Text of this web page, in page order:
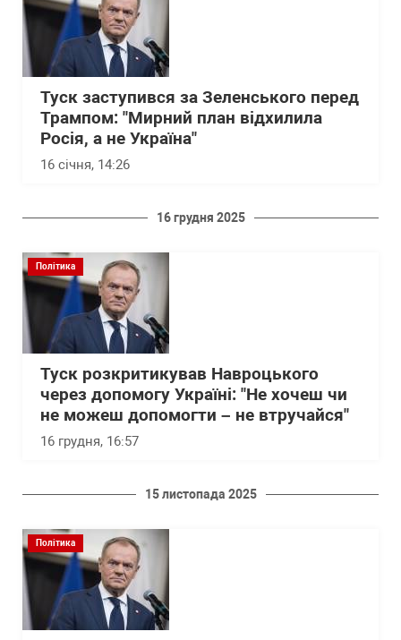
Туск заступився за Зеленського перед
Трампом: "Мирний план відхилила
Росія, а не Україна"
16 січня, 14:26
16 грудня 2025
Політика
Туск розкритикував Навроцького
через допомогу Україні: "Не хочеш чи
не можеш допомогти – не втручайся"
16 грудня, 16:57
15 листопада 2025
Політика